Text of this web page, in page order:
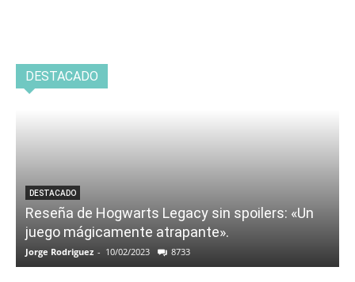
DESTACADO
DESTACADO
Reseña de Hogwarts Legacy sin spoilers: «Un
juego mágicamente atrapante».
Jorge Rodriguez - 10/02/2023 8733